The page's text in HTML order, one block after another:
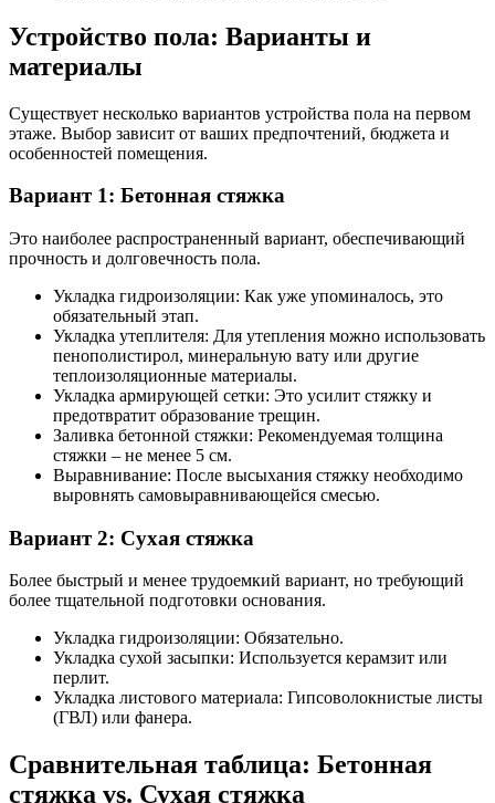
Устройство пола: Варианты и
материалы
Существует несколько вариантов устройства пола на первом
этаже. Выбор зависит от ваших предпочтений, бюджета и
особенностей помещения.
Вариант 1: Бетонная стяжка
Это наиболее распространенный вариант, обеспечивающий
прочность и долговечность пола.
Укладка гидроизоляции: Как уже упоминалось, это
обязательный этап.
Укладка утеплителя: Для утепления можно использовать
пенополистирол, минеральную вату или другие
теплоизоляционные материалы.
Укладка армирующей сетки: Это усилит стяжку и
предотвратит образование трещин.
Заливка бетонной стяжки: Рекомендуемая толщина
стяжки – не менее 5 см.
Выравнивание: После высыхания стяжку необходимо
выровнять самовыравнивающейся смесью.
Вариант 2: Сухая стяжка
Более быстрый и менее трудоемкий вариант, но требующий
более тщательной подготовки основания.
Укладка гидроизоляции: Обязательно.
Укладка сухой засыпки: Используется керамзит или
перлит.
Укладка листового материала: Гипсоволокнистые листы
(ГВЛ) или фанера.
Сравнительная таблица: Бетонная
стяжка vs. Сухая стяжка